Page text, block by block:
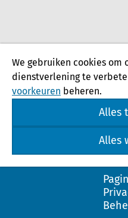
We gebruiken cookies om
dienstverlening te
voorkeuren beheren.
Alles
Alles